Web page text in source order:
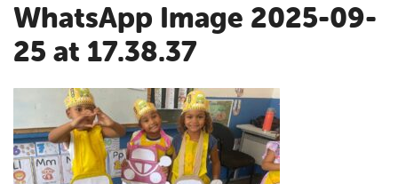
WhatsApp Image 2025-09-
25 at 17.38.37